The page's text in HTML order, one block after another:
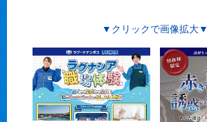
▼クリックで画像拡大▼